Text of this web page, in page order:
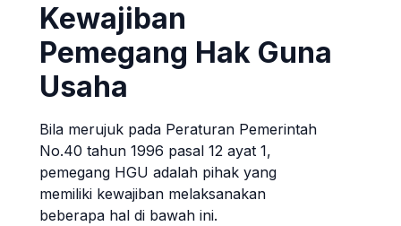
Kewajiban
Pemegang Hak Guna
Usaha
Bila merujuk pada Peraturan Pemerintah
No.40 tahun 1996 pasal 12 ayat 1,
pemegang HGU adalah pihak yang
memiliki kewajiban melaksanakan
beberapa hal di bawah ini.